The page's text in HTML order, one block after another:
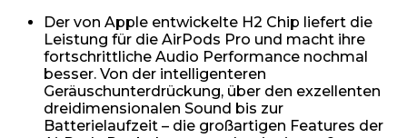
Der von Apple entwickelte H2 Chip liefert die
Leistung für die AirPods Pro und macht ihre
fortschrittliche Audio Performance nochmal
besser. Von der intelligenteren
Geräuschunterdrückung, über den exzellenten
dreidimensionalen Sound bis zur
Batterielaufzeit – die großartigen Features der